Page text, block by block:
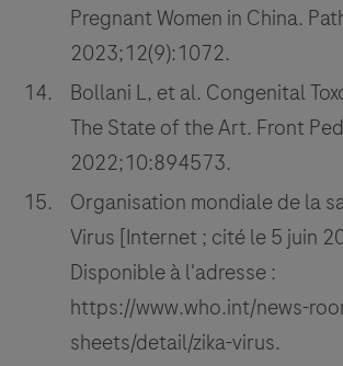
Pregnant Women in China.
2023;12(9):1072.
Bollani L, et al. Congenital
The State of the Art. Front
2022;10:894573.
Organisation mondiale de la
Virus [Internet ; cité le 5 juin
Disponible à l'adresse :
https://www.who.int/news-
sheets/detail/zika-virus.